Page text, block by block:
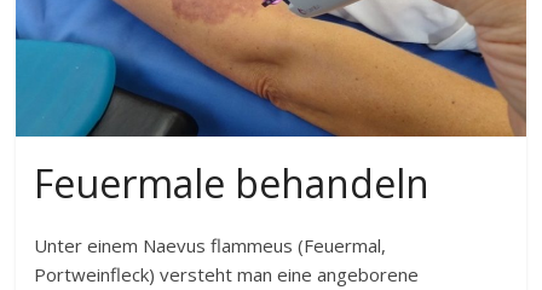
Feuermale behandeln
Unter einem Naevus flammeus (Feuermal,
Portweinfleck) versteht man eine angeborene